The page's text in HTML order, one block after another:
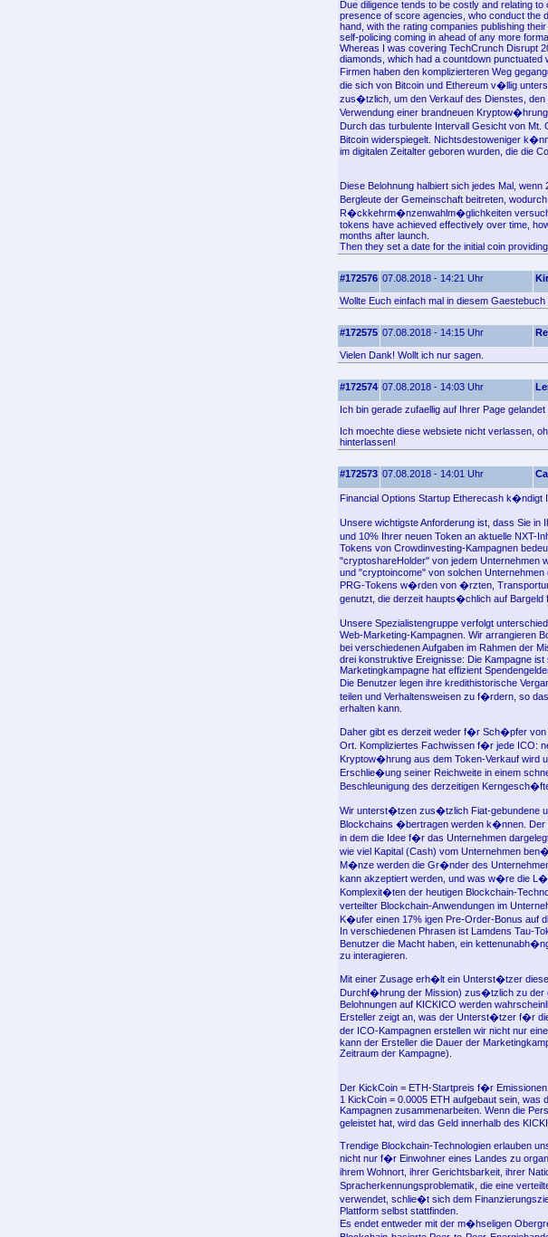
Due diligence tends to be costly and relating
presence of score agencies, who conduct the
hand, with the rating companies publishing
self-policing coming in ahead of any more
Whereas I was covering TechCrunch Disrupt
diamonds, which had a countdown
Firmen haben den komplizierteren Weg
die sich von Bitcoin und Ethereum v�llig
zus�tzlich, um den Verkauf des Dienstes,
Verwendung einer brandneuen
Durch das turbulente Intervall Gesicht von
Bitcoin widerspiegelt. Nichtsdestoweniger
im digitalen Zeitalter geboren wurden, die die
Diese Belohnung halbiert sich jedes Mal,
Bergleute der Gemeinschaft beitreten,
R�ckkehrm�nzenwahlm�glichkeiten
tokens have achieved effectively over time,
months after launch.
Then they set a date for the initial coin
#172576 07.08.2018 - 14:21 Uhr
Wollte Euch einfach mal in diesem
#172575 07.08.2018 - 14:15 Uhr
Vielen Dank! Wollt ich nur sagen.
#172574 07.08.2018 - 14:03 Uhr
Ich bin gerade zufaellig auf Ihrer Page
Ich moechte diese websiete nicht verlassen,
hinterlassen!
#172573 07.08.2018 - 14:01 Uhr
Financial Options Startup Etherecash k�ndigt
Unsere wichtigste Anforderung ist, dass Sie
und 10% Ihrer neuen Token an aktuelle NXT-
Tokens von Crowdinvesting-Kampagnen
"cryptoshareHolder" von jedem Unternehmen
und "cryptoincome" von solchen Unternehmen
PRG-Tokens w�rden von �rzten,
genutzt, die derzeit haupts�chlich auf
Unsere Spezialistengruppe verfolgt
Web-Marketing-Kampagnen. Wir arrangieren
bei verschiedenen Aufgaben im Rahmen der
drei konstruktive Ereignisse: Die Kampagne
Marketingkampagne hat effizient
Die Benutzer legen ihre kredithistorische
teilen und Verhaltensweisen zu f�rdern, so
erhalten kann.
Daher gibt es derzeit weder f�r Sch�pfer
Ort. Kompliziertes Fachwissen f�r jede ICO:
Kryptow�hrung aus dem Token-Verkauf wird
Erschlie�ung seiner Reichweite in einem
Beschleunigung des derzeitigen
Wir unterst�tzen zus�tzlich Fiat-gebundene
Blockchains �bertragen werden k�nnen. Der
in dem die Idee f�r das Unternehmen
wie viel Kapital (Cash) vom Unternehmen
M�nze werden die Gr�nder des
kann akzeptiert werden, und was w�re die
Komplexit�ten der heutigen Blockchain-
verteilter Blockchain-Anwendungen im
K�ufer einen 17% igen Pre-Order-Bonus auf
In verschiedenen Phrasen ist Lamdens Tau-
Benutzer die Macht haben, ein
zu interagieren.
Mit einer Zusage erh�lt ein Unterst�tzer
Durchf�hrung der Mission) zus�tzlich zu der
Belohnungen auf KICKICO werden
Ersteller zeigt an, was der Unterst�tzer f�r
der ICO-Kampagnen erstellen wir nicht nur
kann der Ersteller die Dauer der
Zeitraum der Kampagne).
Der KickCoin = ETH-Startpreis f�r
1 KickCoin = 0.0005 ETH aufgebaut sein, was
Kampagnen zusammenarbeiten. Wenn die
geleistet hat, wird das Geld innerhalb des
Trendige Blockchain-Technologien erlauben
nicht nur f�r Einwohner eines Landes zu
ihrem Wohnort, ihrer Gerichtsbarkeit, ihrer
Spracherkennungsproblematik, die eine
verwendet, schlie�t sich dem
Plattform selbst stattfinden.
Es endet entweder mit der m�hseligen